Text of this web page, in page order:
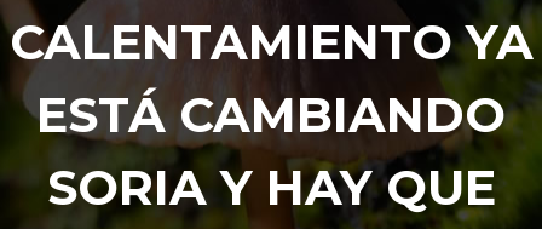
CALENTAMIENTO YA
ESTÁ CAMBIANDO
SORIA Y HAY QUE